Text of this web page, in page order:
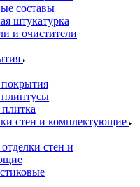
составы
штукатурка
и очистители
стен и комплектующие
стен и